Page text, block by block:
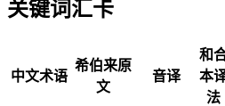
关键词汇卡
中文术语
希伯来原
文
音译
和
本
法